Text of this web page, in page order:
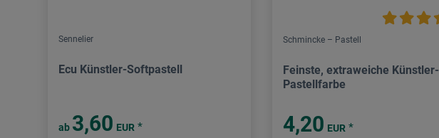
Sennelier
Ecu Künstler-Softpastell
ab 3,60 EUR *
Schmincke – Pastell
Feinste, extraweiche Künstler-
Pastellfarbe
4,20 EUR *